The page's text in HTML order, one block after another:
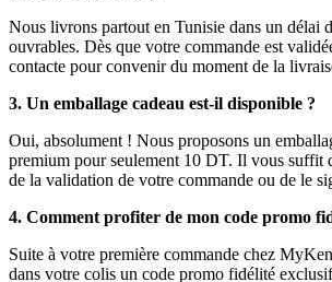
Nous livrons partout en Tunisie dans un délai
ouvrables. Dès que votre commande est
contacte pour convenir du moment de la
3. Un emballage cadeau est-il disponible ?
Oui, absolument ! Nous proposons un
premium pour seulement 10 DT. Il vous suffit
de la validation de votre commande ou de le
4. Comment profiter de mon code promo
Suite à votre première commande chez
dans votre colis un code promo fidélité